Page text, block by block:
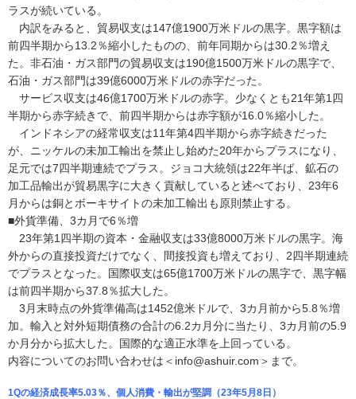
ラスが続いている。
内訳をみると、貿易収支は147億1900万米ドルの黒字。黒字額は
前四半期から13.2％縮小したものの、前年同期からは30.2％増え
た。非石油・ガス部門の貿易収支は190億1500万米ドルの黒字で、
石油・ガス部門は39億6000万米ドルの赤字だった。
サービス収支は46億1700万米ドルの赤字。少なくとも21年第1四
半期から赤字続きで、前四半期からは赤字額が16.0％縮小した。
インドネシアの経常収支は11年第4四半期から赤字続きだった
が、ニッケルの未加工輸出を禁止し始めた20年からプラスになり、
足元では7四半期連続でプラス。ジョコ大統領は22年半ば、鉱石の
加工品輸出が貿易黒字に大きく貢献していると述べており、23年6
月からは銅とボーキサイトの未加工輸出も原則禁止する。
■外貨準備、3カ月で6％増
23年第1四半期の資本・金融収支は33億8000万米ドルの黒字。海
外からの直接投資だけでなく、間接投資も増えており、2四半期連続
でプラスとなった。国際収支は65億1700万米ドルの黒字で、黒字幅
は前四半期から37.8％拡大した。
3月末時点の外貨準備高は1452億米ドルで、3カ月前から5.8％増
加。輸入と対外短期債務の合計の6.2カ月分に当たり、3カ月前の5.9
か月分から拡大した。国際的な適正水準を上回っている。
内容についてのお問い合わせは＜info@ashuir.com＞まで。
1Qの経済成長率5.03％、個人消費・輸出が堅調（23年5月8日）